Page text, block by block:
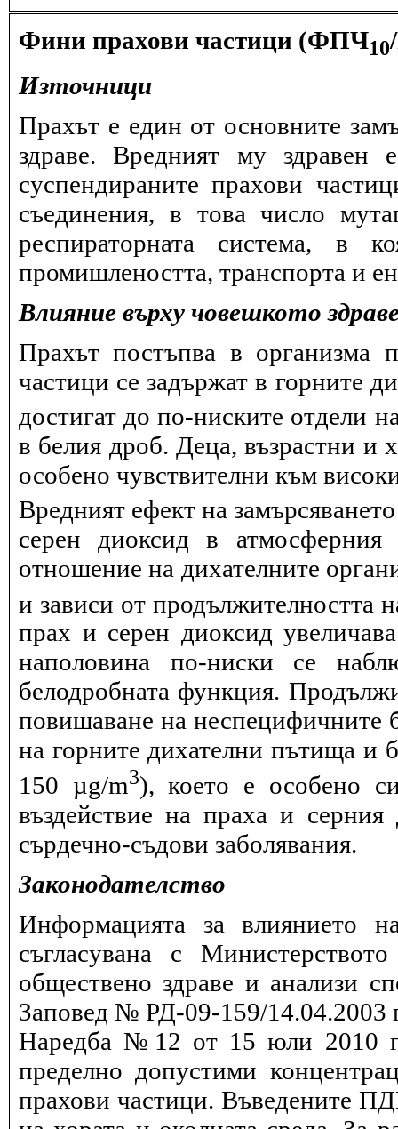
Фини прахови частици (ФПЧ10
Източници
Прахът е един от основните
здраве. Вредният му здравен
суспендираните прахови
съединения, в това число
респираторната система, в
промишлеността, транспорта и
Влияние върху човешкото
Прахът постъпва в организма
частици се задържат в горните
достигат до по-ниските отдели
в белия дроб. Деца, възрастни и
особено чувствителни към
Вредният ефект на
серен диоксид в атмосферния
отношение на дихателните
и зависи от продължителността
прах и серен диоксид
наполовина по-ниски се
белодробната функция.
повишаване на неспецифичните
на горните дихателни пътища и
150 µg/m3), което е особено
въздействие на праха и
сърдечно-съдови заболявания.
Законодателство
Информацията за влиянието
съгласувана с
обществено здраве и анализи
Заповед № РД-09-159/14.04.2003
Наредба №12 от 15 юли 2010
пределно допустими
прахови частици. Въведените